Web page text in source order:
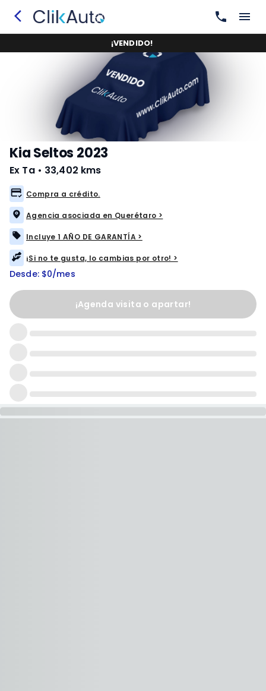
¡VENDIDO!
Kia Seltos 2023
Ex Ta • 33,402 kms
Compra a crédito.
Agencia asociada en Querétaro >
Incluye 1 AÑO DE GARANTÍA >
¡Si no te gusta, lo cambias por otro! >
Desde: $0/mes
¡Agenda visita o apartar!